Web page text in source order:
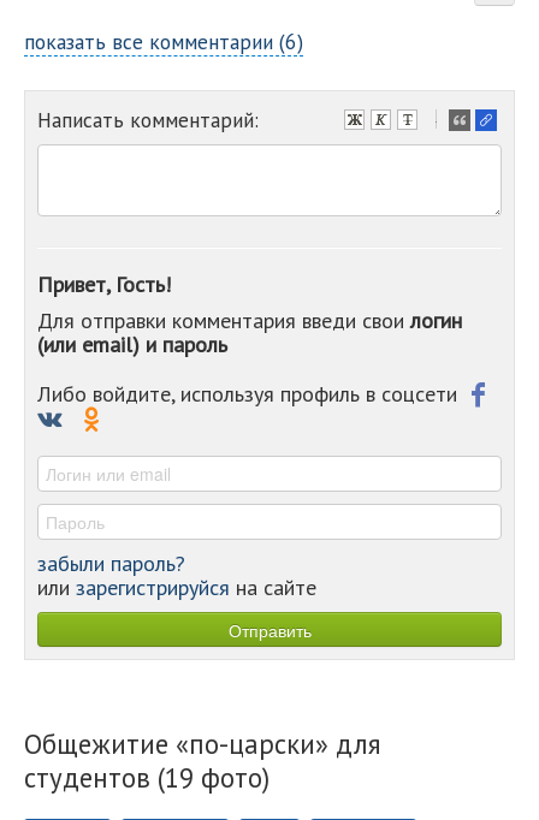
показать все комментарии (6)
Написать комментарий:
-
-
-
-
-
Привет, Гость!
Для отправки комментария введи своилогин
(или email) и пароль
Либо войдите, используя профиль в соцсети
забыли пароль?
или зарегистрируйся на сайте
Общежитие «по-царски» для
студентов (19 фото)